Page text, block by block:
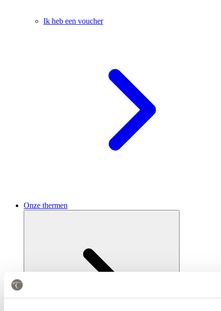
Ik heb een voucher
Onze thermen